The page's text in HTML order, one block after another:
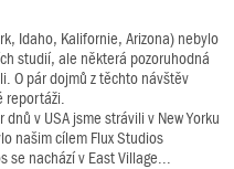
Idaho, Kalifornie, Arizona) nebylo
studií, ale některá pozoruhodná
O pár dojmů z těchto návštěv
v USA jsme strávili v New Yorku
našim cílem Flux Studios
nachází v East Village...